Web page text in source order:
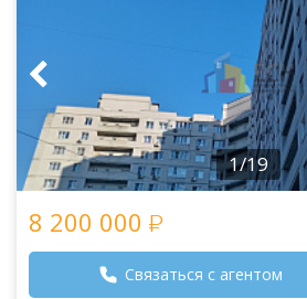
1/19
8 200 000
Связаться с агентом